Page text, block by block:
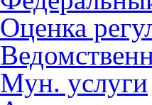
Оценка
Мун. услуги